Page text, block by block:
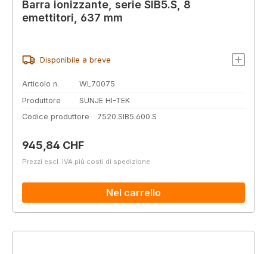
Barra ionizzante, serie SIB5.S, 8
emettitori, 637 mm
Disponibile a breve
Articolo n.
WL70075
Produttore
SUNJE HI-TEK
Codice produttore
7520.SIB5.600.S
Prezzo normale:
945,84 CHF
Prezzi escl. IVA più costi di spedizione
Nel carrello